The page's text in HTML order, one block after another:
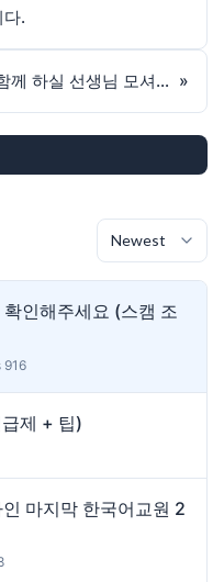
.
시니어센터 홀에서 어르신들과 함께 하실 선생님 모셔요. (영주권 스폰가능합니다,) »
인해주세요 (스캠 조
916
제 + 팁)
인 마지막 한국어교원 2